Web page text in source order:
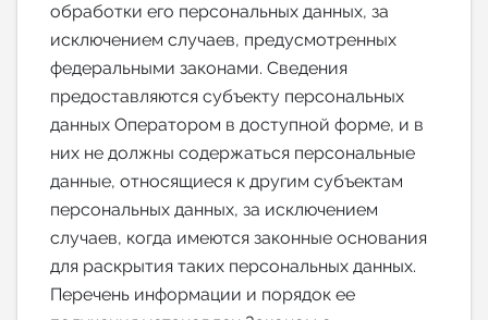
обработки его персональных данных, за
исключением случаев, предусмотренных
федеральными законами. Сведения
предоставляются субъекту персональных
данных Оператором в доступной форме, и в
них не должны содержаться персональные
данные, относящиеся к другим субъектам
персональных данных, за исключением
случаев, когда имеются законные основания
для раскрытия таких персональных данных.
Перечень информации и порядок ее